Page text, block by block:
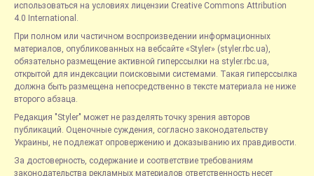
использоваться на условиях лицензии Creative Commons Attribution
4.0 International.
При полном или частичном воспроизведении информационных
материалов, опубликованных на вебсайте «Styler» (styler.rbc.ua),
обязательно размещение активной гиперссылки на styler.rbc.ua,
открытой для индексации поисковыми системами. Такая гиперссылка
должна быть размещена непосредственно в тексте материала не ниже
второго абзаца.
Редакция "Styler" может не разделять точку зрения авторов
публикаций. Оценочные суждения, согласно законодательству
Украины, не подлежат опровержению и доказыванию их правдивости.
За достоверность, содержание и соответствие требованиям
законодательства рекламных материалов ответственность несет